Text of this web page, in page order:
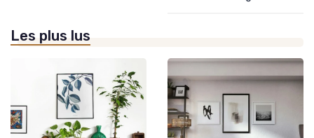
Les plus lus